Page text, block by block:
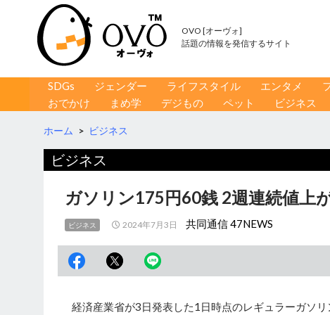
OVO [オーヴォ]
話題の情報を発信するサイト
コンテンツへ移動
SDGs ジェンダー ライフスタイル エンタメ
おでかけ
まめ学 デジもの ペット ビジネス
ホーム > ビジネス
ビジネス
ガソリン175円60銭 2週連続値上
ビジネス 2024年7月3日 共同通信 47NEWS
経済産業省が3日発表した1日時点のレギュラーガソ